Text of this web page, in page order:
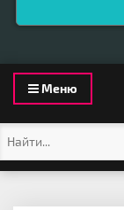
Toggle
navigation
Меню